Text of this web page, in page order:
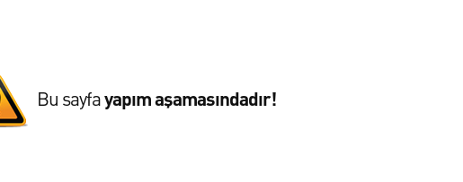
Bu sayfayapım aşamasındadır!